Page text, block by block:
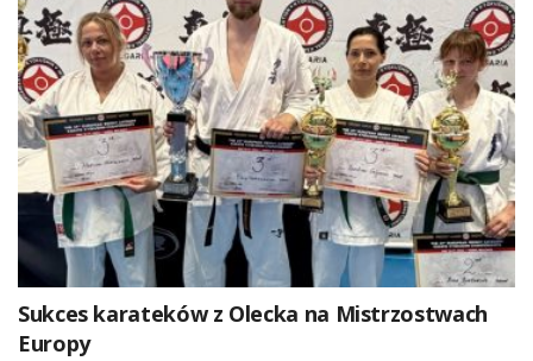
Sukces karateków z Olecka na Mistrzostwach
Europy